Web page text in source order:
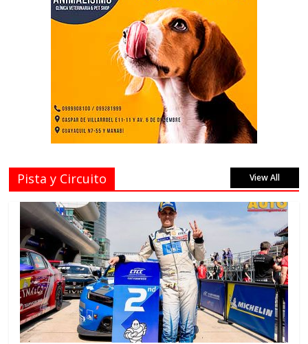
Pista y Circuito View All